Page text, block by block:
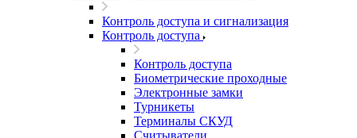
Контроль доступа и сигнализация
Контроль доступа
Контроль доступа
Биометрические проходные
Электронные замки
Турникеты
Терминалы СКУД
Считыватели